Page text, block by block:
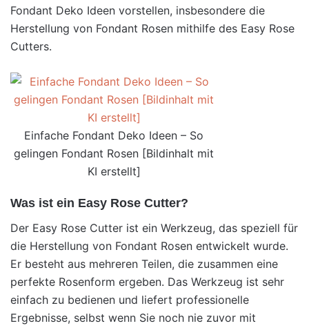
Fondant Deko Ideen vorstellen, insbesondere die
Herstellung von Fondant Rosen mithilfe des Easy Rose
Cutters.
Einfache Fondant Deko Ideen – So
gelingen Fondant Rosen [Bildinhalt mit
KI erstellt]
Was ist ein Easy Rose Cutter?
Der Easy Rose Cutter ist ein Werkzeug, das speziell für
die Herstellung von Fondant Rosen entwickelt wurde.
Er besteht aus mehreren Teilen, die zusammen eine
perfekte Rosenform ergeben. Das Werkzeug ist sehr
einfach zu bedienen und liefert professionelle
Ergebnisse, selbst wenn Sie noch nie zuvor mit